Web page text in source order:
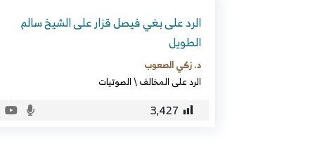
الرد على بغي فيصل قزار على الشيخ سالم
الطويل
د. زكي الصعوب
الرد على المخالف\الصوتيات
3٬427